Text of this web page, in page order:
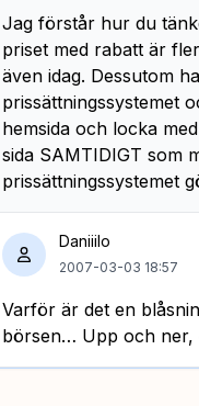
Jag förstår hur du
priset med rabatt är
även idag. Dessutom
prissättningssystemet
hemsida och locka
sida SAMTIDIGT som
prissättningssystemet
Daniiilo
2007-03-03 18:57
Varför är det en
börsen… Upp och ner,